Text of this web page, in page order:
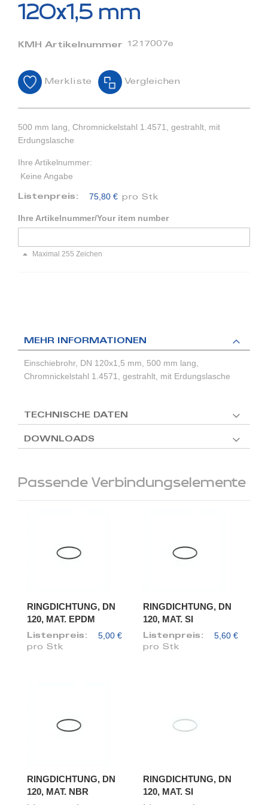
springen
120x1,5 mm
KMH Artikelnummer 1217007e
Merkliste Vergleichen
500 mm lang, Chromnickelstahl 1.4571, gestrahlt, mit
Erdungslasche
Ihre Artikelnummer:
Keine Angabe
Listenpreis: 75,80 € pro Stk
Ihre Artikelnummer/Your item number
Maximal 255 Zeichen
MEHR INFORMATIONEN
Einschiebrohr, DN 120x1,5 mm, 500 mm lang,
Chromnickelstahl 1.4571, gestrahlt, mit Erdungslasche
TECHNISCHE DATEN
DOWNLOADS
Passende Verbindungselemente
RINGDICHTUNG, DN
120, MAT. EPDM
Listenpreis: 5,00 €
pro Stk
RINGDICHTUNG, DN
120, MAT. SI
Listenpreis: 5,60 €
pro Stk
RINGDICHTUNG, DN
120, MAT. NBR
RINGDICHTUNG, DN
120, MAT. SI